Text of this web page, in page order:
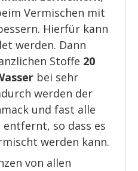
Vermischen mit
Hierfür kann
werden. Dann
Stoffe 20
bei sehr
werden der
und fast alle
so dass es
werden kann.
von allen